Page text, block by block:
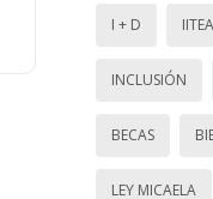
I + D IITEA
INCLUSIÓN
BECAS
LEY MICAELA